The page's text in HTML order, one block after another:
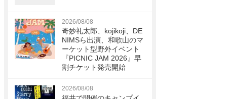
2026/08/08
奇妙礼太郎、kojikoji、DE
NIMSら出演、和歌山のマ
ーケット型野外イベント
『PICNIC JAM 2026』早
割チケット発売開始
2026/08/08